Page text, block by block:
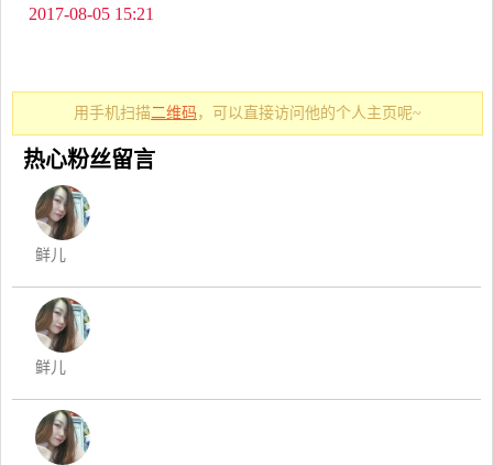
2017-08-05 15:21
用手机扫描二维码 ，可以直接访问他的个人主页呢~
热心粉丝留言
鲜儿
鲜儿